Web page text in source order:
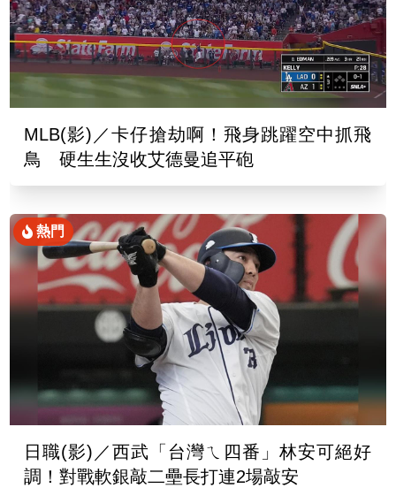
MLB(影)／卡仔搶劫啊！飛身跳躍空中抓飛
鳥 硬生生沒收艾德曼追平砲
熱門
日職(影)／西武「台灣ㄟ四番」林安可絕好
調！對戰軟銀敲二壘長打連2場敲安